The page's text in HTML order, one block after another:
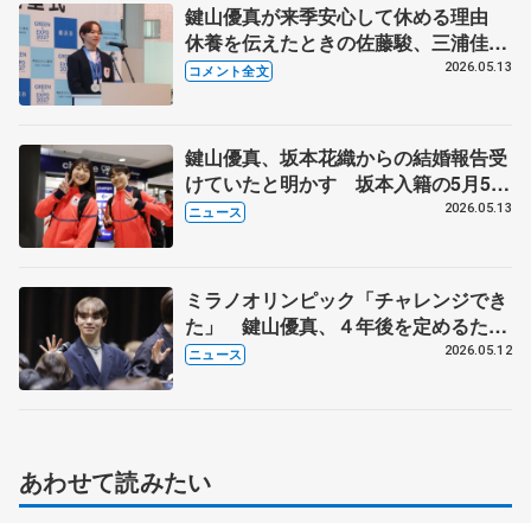
鍵山優真が来季安心して休める理由
休養を伝えたときの佐藤駿、三浦佳生
の反応は 【横浜市スポーツ栄誉賞・
コメント全文 2026.05.13
鍵山優真、坂本花織からの結婚報告受
けていたと明かす 坂本入籍の5月5日
は鍵山の誕生日
ニュース 2026.05.13
ミラノオリンピック「チャレンジでき
た」 鍵山優真、４年後を定めるため
の休養に
ニュース 2026.05.12
あわせて読みたい